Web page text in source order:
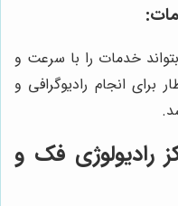
خدمات را با سرعت و
برای انجام رادیوگرافی و
رادیولوژی فک و